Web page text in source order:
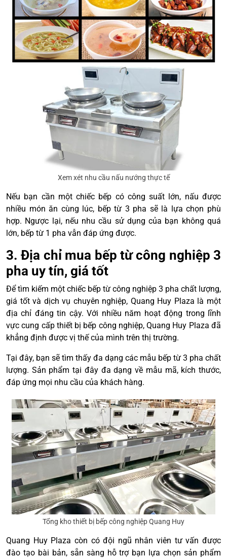
Xem xét nhu cầu nấu nướng thực tế
Nếu bạn cần một chiếc bếp có công suất lớn, nấu được
nhiều món ăn cùng lúc, bếp từ 3 pha sẽ là lựa chọn phù
hợp. Ngược lại, nếu nhu cầu sử dụng của bạn không quá
lớn, bếp từ 1 pha vẫn đáp ứng được.
3. Địa chỉ mua bếp từ công nghiệp 3
pha uy tín, giá tốt
Để tìm kiếm một chiếc bếp từ công nghiệp 3 pha chất lượng,
giá tốt và dịch vụ chuyên nghiệp, Quang Huy Plaza là một
địa chỉ đáng tin cậy. Với nhiều năm hoạt động trong lĩnh
vực cung cấp thiết bị bếp công nghiệp, Quang Huy Plaza đã
khẳng định được vị thế của mình trên thị trường.
Tại đây, bạn sẽ tìm thấy đa dạng các mẫu bếp từ 3 pha chất
lượng. Sản phẩm tại đây đa dạng về mẫu mã, kích thước,
đáp ứng mọi nhu cầu của khách hàng.
Tổng kho thiết bị bếp công nghiệp Quang Huy
Quang Huy Plaza còn có đội ngũ nhân viên tư vấn được
đào tạo bài bản, sẵn sàng hỗ trợ bạn lựa chọn sản phẩm